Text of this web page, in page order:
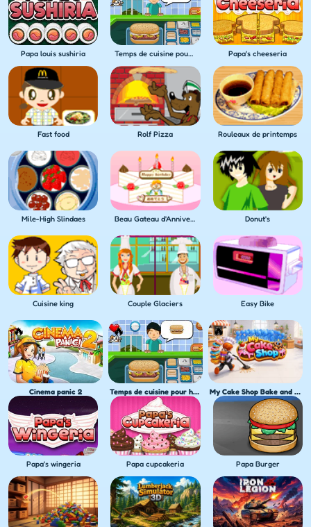
Papa louis sushiria Temps de cuisine pour hot dogs Papa's cheeseria
Fast food Rolf Pizza Rouleaux de printemps
Mile-High Slindaes Beau Gateau d'Anniversaire Donut's
Cuisine king Couple Glaciers Easy Bike
Cinema panic 2 Temps de cuisine pour hot dogs My Cake Shop Bake and Serve
Papa's wingeria Papa cupcakeria Papa Burger